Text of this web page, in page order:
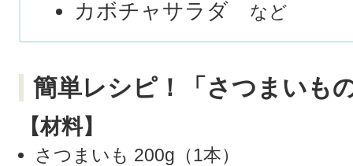
カボチャサラダ など
簡単レシピ！「さつまいも
【材料】
さつまいも 200g（1本）